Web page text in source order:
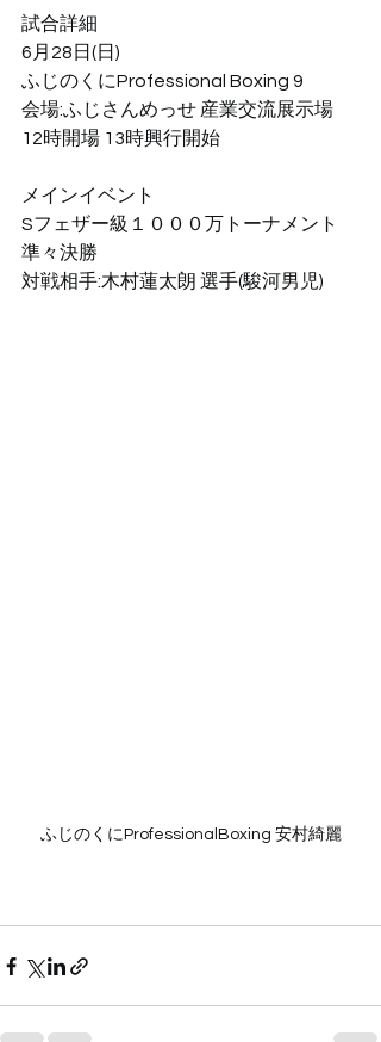
試合詳細
6月28日(日)
ふじのくにProfessional Boxing 9
会場:ふじさんめっせ 産業交流展示場
12時開場 13時興行開始
メインイベント
Sフェザー級１０００万トーナメント
準々決勝
対戦相手:木村蓮太朗 選手(駿河男児)
ふじのくにProfessionalBoxing 安村綺麗